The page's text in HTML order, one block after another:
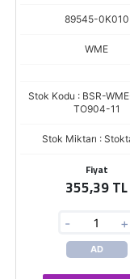
89545-0K010
WME
Stok Kodu : BSR-
TO904-11
Stok Miktarı :
Fiyat
355,39 TL
- +
AD